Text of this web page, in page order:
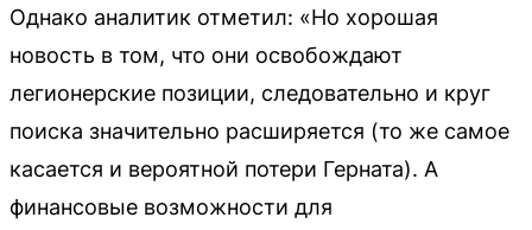
Однако аналитик отметил: «Но хорошая
новость в том, что они освобождают
легионерские позиции, следовательно и круг
поиска значительно расширяется (то же самое
касается и вероятной потери Герната). А
финансовые возможности для